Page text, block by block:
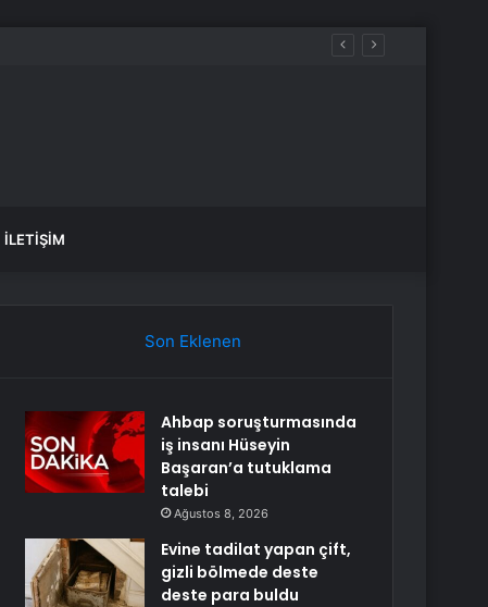
İLETIŞIM
Son Eklenen
Ahbap soruşturmasında
iş insanı Hüseyin
Başaran’a tutuklama
talebi
Ağustos 8, 2026
Evine tadilat yapan çift,
gizli bölmede deste
deste para buldu